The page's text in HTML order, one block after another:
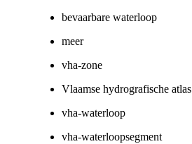
bevaarbare waterloop
meer
vha-zone
Vlaamse hydrografische atlas
vha-waterloop
vha-waterloopsegment